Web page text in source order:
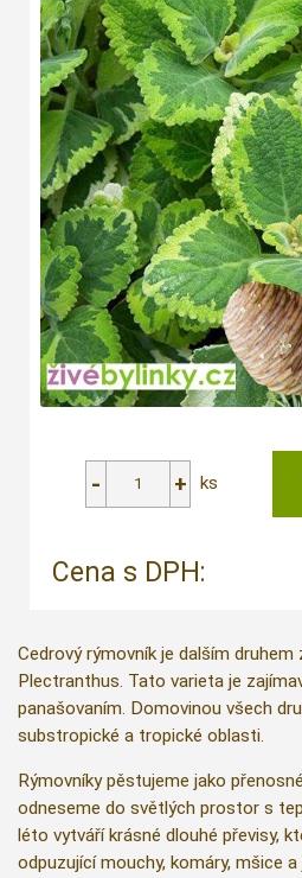
ks
Cena s DPH:
Cedrový rýmovník je dalším
Plectranthus. Tato varieta je
panašovaním. Domovinou všech
substropické a tropické oblasti.
Rýmovníky pěstujeme jako
odneseme do světlých prostor s
léto vytváří krásné dlouhé převisy,
odpuzující mouchy, komáry, mšice